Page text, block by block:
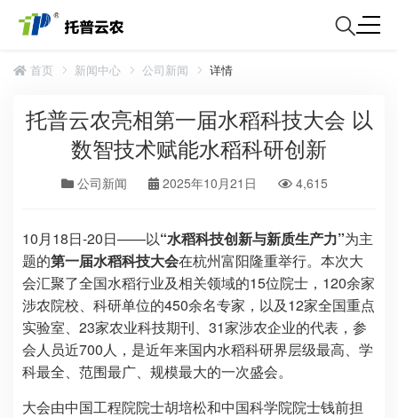
首页 新闻中心 公司新闻 详情
托普云农亮相第一届水稻科技大会 以
数智技术赋能水稻科研创新
公司新闻 2025年10月21日 4,615
10月18日-20日——以“水稻科技创新与新质生产力”为主
题的第一届水稻科技大会在杭州富阳隆重举行。本次大
会汇聚了全国水稻行业及相关领域的15位院士，120余家
涉农院校、科研单位的450余名专家，以及12家全国重点
实验室、23家农业科技期刊、31家涉农企业的代表，参
会人员近700人，是近年来国内水稻科研界层级最高、学
科最全、范围最广、规模最大的一次盛会。
大会由中国工程院院士胡培松和中国科学院院士钱前担